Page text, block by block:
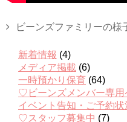
ビーンズファミリーの様
新着情報 (4)
メディア掲載 (6)
一時預かり保育 (64)
♡ビーンズメンバー専用
イベント告知・ご予約
♡スタッフ募集中 (7)